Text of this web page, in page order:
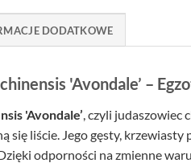
DODATKOWE
'Avondale’ –
'Avondale’ , czyli
się liście. Jego gęsty,
odporności na zmienne